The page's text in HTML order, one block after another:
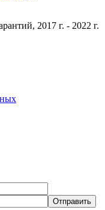
2017 г. - 2022 г.